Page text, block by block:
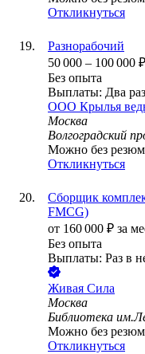
Откликнуться
Разнорабочий
50 000 – 100 000 ₽
Без опыта
Выплаты: Два
ООО Крылья
Москва
Волгоградский
Можно без
Откликнуться
Сборщик
FMCG)
от 160 000 ₽ за
Без опыта
Выплаты: Раз в
Живая Сила
Москва
Библиотека
Можно без
Откликнуться